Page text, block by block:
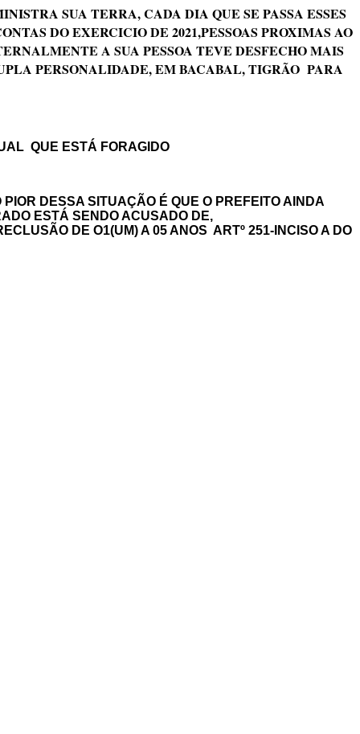
SUA TERRA, CADA DIA QUE SE PASSA ESSES
DO EXERCICIO DE 2021,PESSOAS PROXIMAS AO
A SUA PESSOA TEVE DESFECHO MAIS
PERSONALIDADE, EM BACABAL, TIGRÃO PARA
QUE ESTÁ FORAGIDO
DESSA SITUAÇÃO É QUE O PREFEITO AINDA
ESTÁ SENDO ACUSADO DE,
DE O1(UM) A 05 ANOS ARTº 251-INCISO A DO